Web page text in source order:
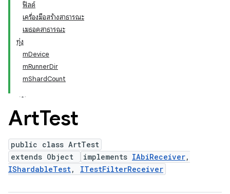
ฟิลด์
เครื่องมือสร้างสาธารณะ
เมธอดสาธารณะ
ทุ่ง
mDevice
mRunnerDir
mShardCount
ArtTest
public class ArtTest
extends Object
implements IAbiReceiver,
IShardableTest, ITestFilterReceiver